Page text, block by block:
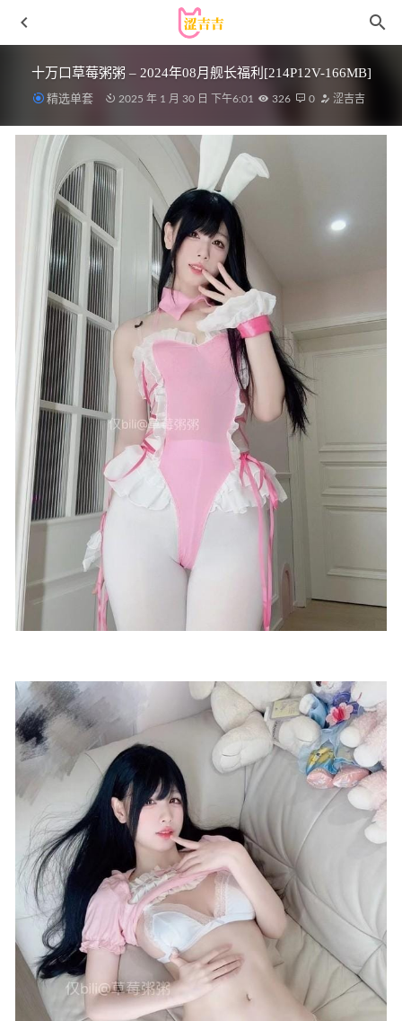
十万口草莓粥粥 – 2024年08月舰长福利[214P12V-166MB]
精选单套 2025 年 1 月 30 日 下午6:01 326 0 涩吉吉
小宁hate(宁酱) – 1-4月partme会员订阅[732P15V-1.02G]
2023-08-23
奈汐酱nice – NO.069 蜘蛛精 四妹[86P1V-488MB]
20
二佐 – NO.160 碧蓝樫野 [28P-323MB]
2023-07-02
咬一口兔娘(yiko湿润兔) – 被遗忘的大慈树王&大摆锤
[74P1V-1.47G]
2025-12-18
西瓜少女 – NO.26 黑丝百合[54P/419MB] 2022-05-06